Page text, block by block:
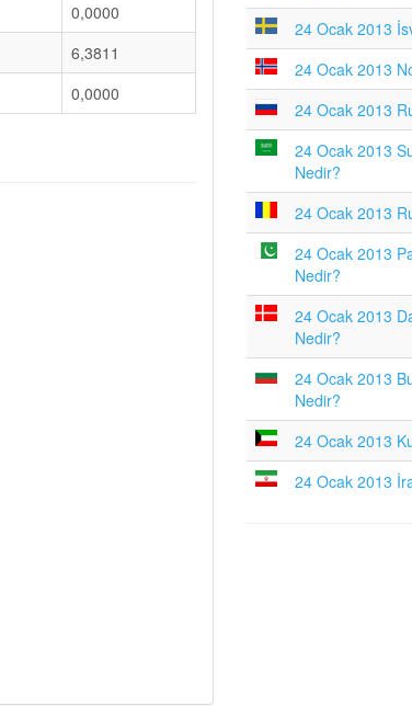
0,0000
6,3811
0,0000
24 Ocak 2013
24 Ocak 2013
24 Ocak 2013
24 Ocak 2013
Nedir?
24 Ocak 2013
24 Ocak 2013
Nedir?
24 Ocak 2013
Nedir?
24 Ocak 2013
Nedir?
24 Ocak 2013
24 Ocak 2013